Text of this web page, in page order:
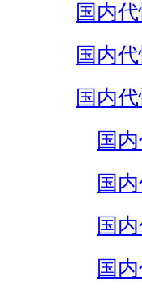
国内
国内
国内
国
国
国
国